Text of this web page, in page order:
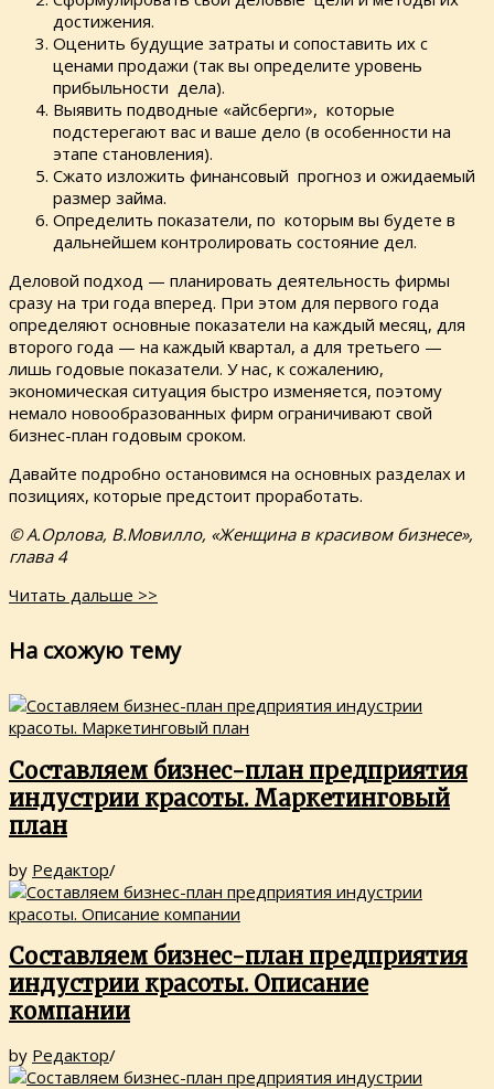
достижения.
Оценить будущие затраты и сопоставить их с
ценами продажи (так вы определите уровень
прибыльности дела).
Выявить подводные «айсберги», которые
подстерегают вас и ваше дело (в особенности на
этапе становления).
Сжато изложить финансовый прогноз и ожидаемый
размер займа.
Определить показатели, по которым вы будете в
дальнейшем контролировать состояние дел.
Деловой подход — планировать деятельность фирмы
сразу на три года вперед. При этом для первого года
определяют основные показатели на каждый месяц, для
второго года — на каждый квартал, а для третьего —
лишь годовые показатели. У нас, к сожалению,
экономическая ситуация быстро изменяется, поэтому
немало новообразованных фирм ограничивают свой
бизнес-план годовым сроком.
Давайте подробно остановимся на основных разделах и
позициях, которые предстоит проработать.
© А.Орлова, В.Мовилло, «Женщина в красивом бизнесе»,
глава 4
Читать дальше >>
На схожую тему
Составляем бизнес-план предприятия
индустрии красоты. Маркетинговый
план
by Редактор/
Составляем бизнес-план предприятия
индустрии красоты. Описание
компании
by Редактор/